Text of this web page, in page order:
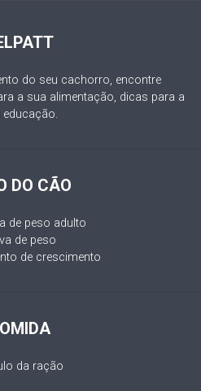
do seu cachorro, encontre
a sua alimentação, dicas para a
educação.
DO CÃO
de peso adulto
de peso
de crescimento
da ração